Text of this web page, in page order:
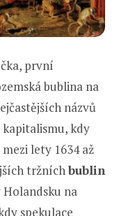
první
bublina na
názvů
kdy
lety 1634 až
tržníchbublin
Holandsku na
spekulace